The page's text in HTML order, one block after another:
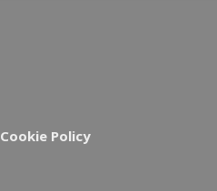
Cookie Policy